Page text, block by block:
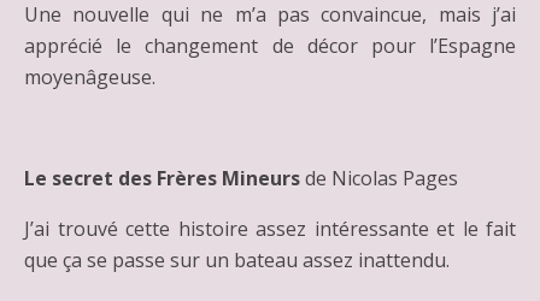
Une nouvelle qui ne m’a pas convaincue, mais j’ai
apprécié le changement de décor pour l’Espagne
moyenâgeuse.
Le secret des Frères Mineursde Nicolas Pages
J’ai trouvé cette histoire assez intéressante et le fait
que ça se passe sur un bateau assez inattendu.